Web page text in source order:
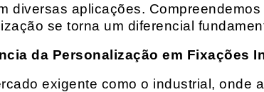
diversas aplicações.
se torna um diferencial
da Personalização em Fixações
exigente como o industrial, onde